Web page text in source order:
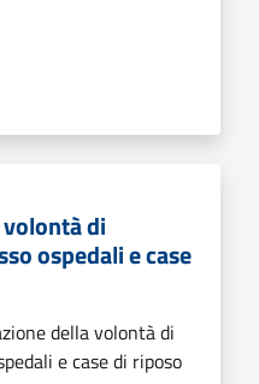
di
ospedali e case
della volontà di
e case di riposo